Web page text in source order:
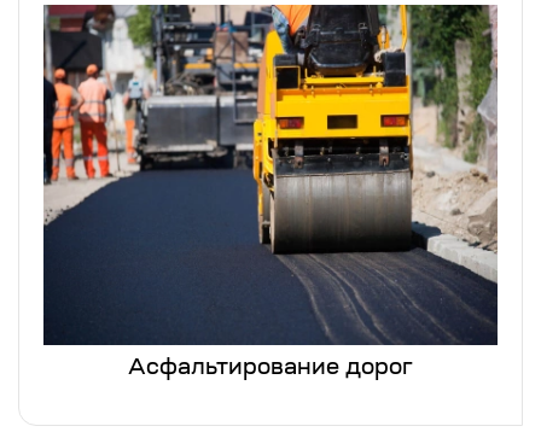
Асфальтирование дорог